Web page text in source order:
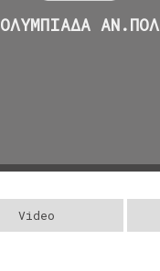
ΟΛΥΜΠΙΑΔΑ ΑΝ.ΠΟΛ
Video